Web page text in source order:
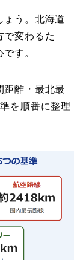
ょう。北海道
で変わるた
す。
距離・最北最
を順番に整理